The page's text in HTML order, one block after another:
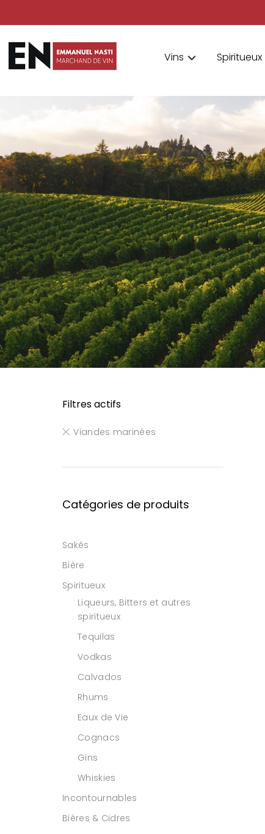
Vins Spiritueux
Filtres actifs
Viandes marinées
Catégories de produits
Sakés
Bière
Spiritueux
Liqueurs, Bitters et autres
spiritueux
Tequilas
Vodkas
Calvados
Rhums
Eaux de Vie
Cognacs
Gins
Whiskies
Incontournables
Bières & Cidres